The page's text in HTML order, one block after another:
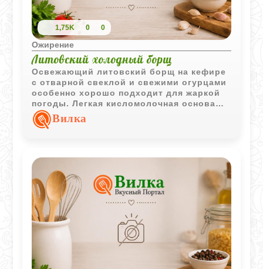
1,75K 0 0
Ожирение
Литовский холодный борщ
Освежающий литовский борщ на кефире
с отварной свеклой и свежими огурцами
особенно хорошо подходит для жаркой
погоды. Легкая кисломолочная основа
делает суп прохладным, ярким и очень
домашним.
Вилка